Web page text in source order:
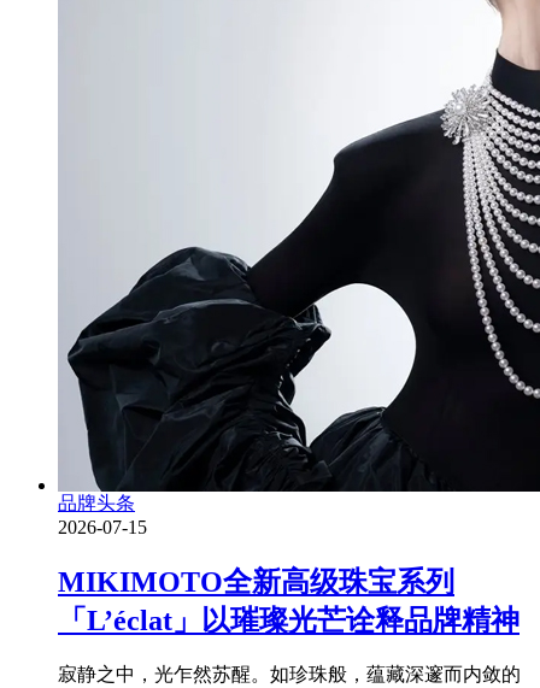
品牌头条
2026-07-15
MIKIMOTO全新高级珠宝系列
「L’éclat」以璀璨光芒诠释品牌精神
寂静之中，光乍然苏醒。如珍珠般，蕴藏深邃而内敛的